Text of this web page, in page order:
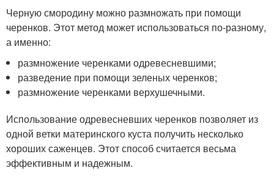
Черную смородину можно размножать при помощи
черенков. Этот метод может использоваться по-разному,
а именно:
размножение черенками одревесневшими;
разведение при помощи зеленых черенков;
размножение черенками верхушечными.
Использование одревесневших черенков позволяет из
одной ветки материнского куста получить несколько
хороших саженцев. Этот способ считается весьма
эффективным и надежным.